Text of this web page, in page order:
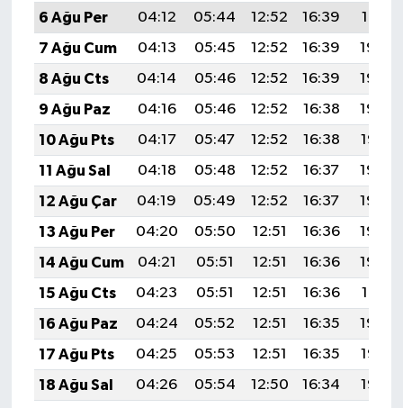
6 Ağu Per
04:12 05:44 12:52 16:39
19:51
7 Ağu Cum
04:13 05:45 12:52 16:39
19:50
8 Ağu Cts
04:14 05:46 12:52 16:39
19:49
9 Ağu Paz
04:16 05:46 12:52 16:38
19:48
10 Ağu Pts
04:17 05:47 12:52 16:38
19:47
11 Ağu Sal
04:18 05:48 12:52 16:37
19:46
12 Ağu Çar
04:19 05:49 12:52 16:37
19:44
13 Ağu Per
04:20 05:50 12:51 16:36
19:43
14 Ağu Cum
04:21 05:51 12:51 16:36
19:42
15 Ağu Cts
04:23 05:51 12:51 16:36
19:41
16 Ağu Paz
04:24 05:52 12:51 16:35
19:40
17 Ağu Pts
04:25 05:53 12:51 16:35
19:38
18 Ağu Sal
04:26 05:54 12:50 16:34
19:37